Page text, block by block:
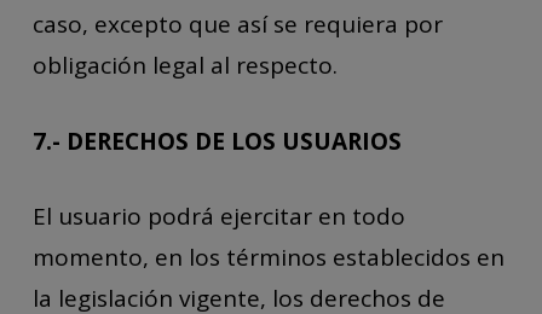
caso, excepto que así se requiera por
obligación legal al respecto.
7.- DERECHOS DE LOS USUARIOS
El usuario podrá ejercitar en todo
momento, en los términos establecidos en
la legislación vigente, los derechos de